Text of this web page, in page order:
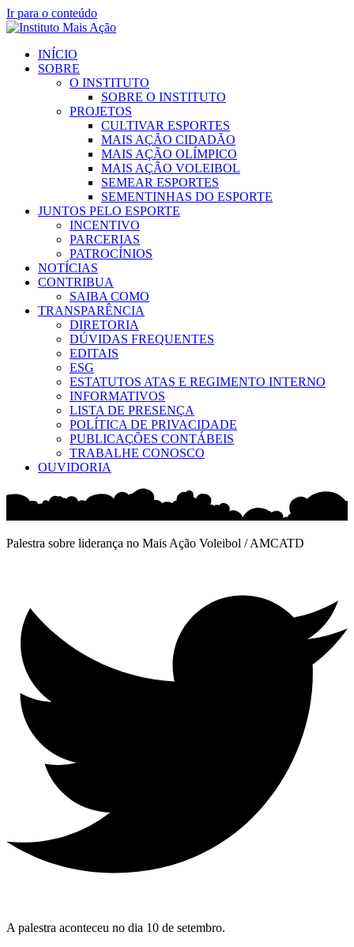
Ir para o conteúdo
INÍCIO
SOBRE
O INSTITUTO
SOBRE O INSTITUTO
PROJETOS
CULTIVAR ESPORTES
MAIS AÇÃO CIDADÃO
MAIS AÇÃO OLÍMPICO
MAIS AÇÃO VOLEIBOL
SEMEAR ESPORTES
SEMENTINHAS DO ESPORTE
JUNTOS PELO ESPORTE
INCENTIVO
PARCERIAS
PATROCÍNIOS
NOTÍCIAS
CONTRIBUA
SAIBA COMO
TRANSPARÊNCIA
DIRETORIA
DÚVIDAS FREQUENTES
EDITAIS
ESG
ESTATUTOS ATAS E REGIMENTO INTERNO
INFORMATIVOS
LISTA DE PRESENÇA
POLÍTICA DE PRIVACIDADE
PUBLICAÇÕES CONTÁBEIS
TRABALHE CONOSCO
OUVIDORIA
Palestra sobre liderança no Mais Ação Voleibol / AMCATD
A palestra aconteceu no dia 10 de setembro.